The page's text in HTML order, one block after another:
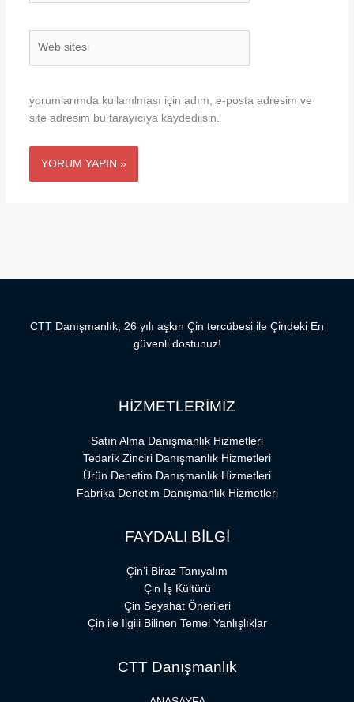
yorumlarımda kullanılması için adım, e-posta adresim ve
site adresim bu tarayıcıya kaydedilsin.
CTT Danışmanlık, 26 yılı aşkın Çin tercübesi ile Çindeki En
güvenli dostunuz!
HİZMETLERİMİZ
Satın Alma Danışmanlık Hizmetleri
Tedarik Zinciri Danışmanlık Hizmetleri
Ürün Denetim Danışmanlık Hizmetleri
Fabrika Denetim Danışmanlık Hizmetleri
FAYDALI BİLGİ
Çin’i Biraz Tanıyalım
Çin İş Kültürü
Çin Seyahat Önerileri
Çin ile İlgili Bilinen Temel Yanlışlıklar
CTT Danışmanlık